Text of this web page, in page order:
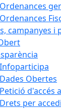
Ordenances
Ordenances
campanyes i
Infoparticipa
Dades Obertes
Petició d'accés
Drets per